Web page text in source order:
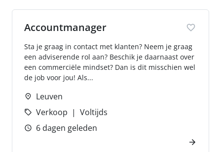
Accountmanager
Sta je graag in contact met klanten? Neem je graag
een adviserende rol aan? Beschik je daarnaast over
een commerciële mindset? Dan is dit misschien wel
de job voor jou! Als...
Leuven
Verkoop
Voltijds
6 dagen geleden